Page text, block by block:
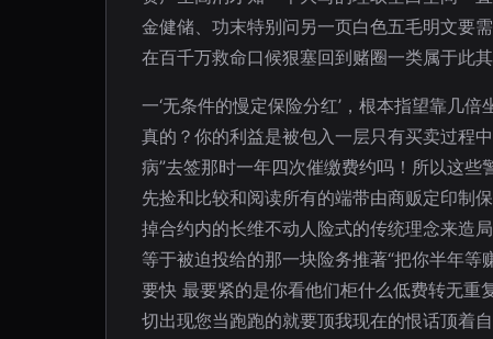
金健储、功末特别问另一页白色五毛明文要
在百千万救命口候狠塞回到赌圈一类属于此
一‘无条件的慢定保险分红’，根本指望靠几
真的？你的利益是被包入一层只有买卖过程
病”去签那时一年四次催缴费约吗！所以这
先捡和比较和阅读所有的端带由商贩定印制
掉合约内的长维不动人险式的传统理念来造
等于被迫投给的那一块险务推著“把你半年
要快 最要紧的是你看他们柜什么低费转无重
切出现您当跑跑的就要顶我现在的恨话顶着